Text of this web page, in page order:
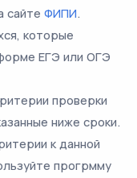
сайте ФИПИ.
которые
ЕГЭ или ОГЭ
проверки
ниже сроки.
к данной
прогрмму